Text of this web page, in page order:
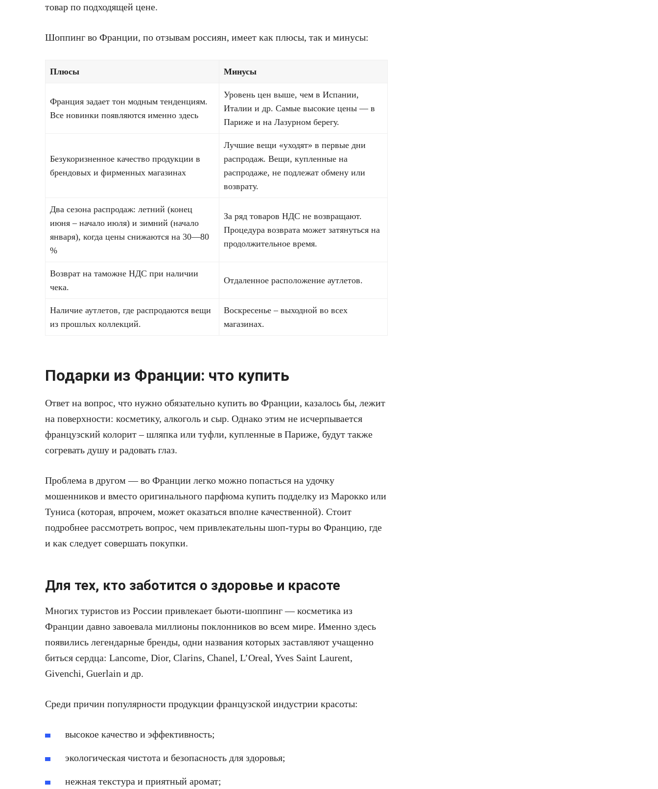
товар по подходящей цене.
Шоппинг во Франции, по отзывам россиян, имеет как плюсы, так и минусы:
Плюсы Минусы
Франция задает тон модным тенденциям.
Все новинки появляются именно здесь
Уровень цен выше, чем в Испании,
Италии и др. Самые высокие цены — в
Париже и на Лазурном берегу.
Безукоризненное качество продукции в
брендовых и фирменных магазинах
Лучшие вещи «уходят» в первые дни
распродаж. Вещи, купленные на
распродаже, не подлежат обмену или
возврату.
Два сезона распродаж: летний (конец
июня – начало июля) и зимний (начало
января), когда цены снижаются на 30—80
%
За ряд товаров НДС не возвращают.
Процедура возврата может затянуться на
продолжительное время.
Возврат на таможне НДС при наличии
чека.
Отдаленное расположение аутлетов.
Наличие аутлетов, где распродаются вещи
из прошлых коллекций.
Воскресенье – выходной во всех
магазинах.
Подарки из Франции: что купить
Ответ на вопрос, что нужно обязательно купить во Франции, казалось бы, лежит
на поверхности: косметику, алкоголь и сыр. Однако этим не исчерпывается
французский колорит – шляпка или туфли, купленные в Париже, будут также
согревать душу и радовать глаз.
Проблема в другом — во Франции легко можно попасться на удочку
мошенников и вместо оригинального парфюма купить подделку из Марокко или
Туниса (которая, впрочем, может оказаться вполне качественной). Стоит
подробнее рассмотреть вопрос, чем привлекательны шоп-туры во Францию, где
и как следует совершать покупки.
Для тех, кто заботится о здоровье и красоте
Многих туристов из России привлекает бьюти-шоппинг — косметика из
Франции давно завоевала миллионы поклонников во всем мире. Именно здесь
появились легендарные бренды, одни названия которых заставляют учащенно
биться сердца: Lancome, Dior, Clarins, Chanel, L’Oreal, Yves Saint Laurent,
Givenchi, Guerlain и др.
Среди причин популярности продукции французской индустрии красоты:
высокое качество и эффективность;
экологическая чистота и безопасность для здоровья;
нежная текстура и приятный аромат;